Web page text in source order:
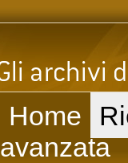
Home
avanzata